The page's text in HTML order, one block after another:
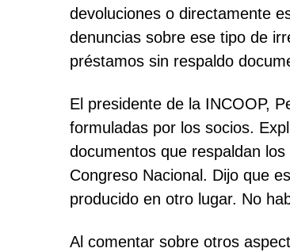
devoluciones o directamente
denuncias sobre ese tipo de
préstamos sin respaldo
El presidente de la INCOOP,
formuladas por los socios.
documentos que respaldan
Congreso Nacional. Dijo que
producido en otro lugar. No
Al comentar sobre otros